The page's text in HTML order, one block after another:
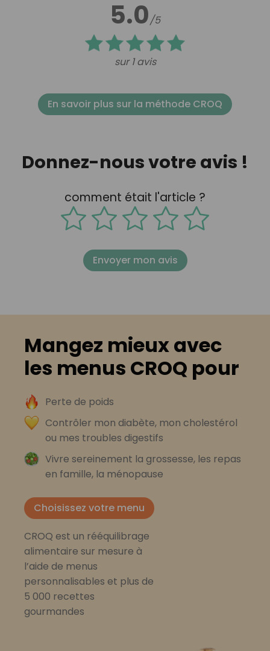
5.0/5
sur 1 avis
En savoir plus sur la méthode CROQ
Donnez-nous votre avis !
comment était l'article ?
Envoyer mon avis
Mangez mieux avec
les menus CROQ pour
Perte de poids
Contrôler mon diabète, mon cholestérol
ou mes troubles digestifs
Vivre sereinement la grossesse, les repas
en famille, la ménopause
Choisissez votre menu
CROQ est un rééquilibrage
alimentaire sur mesure à
l’aide de menus
personnalisables et plus de
5 000 recettes
gourmandes